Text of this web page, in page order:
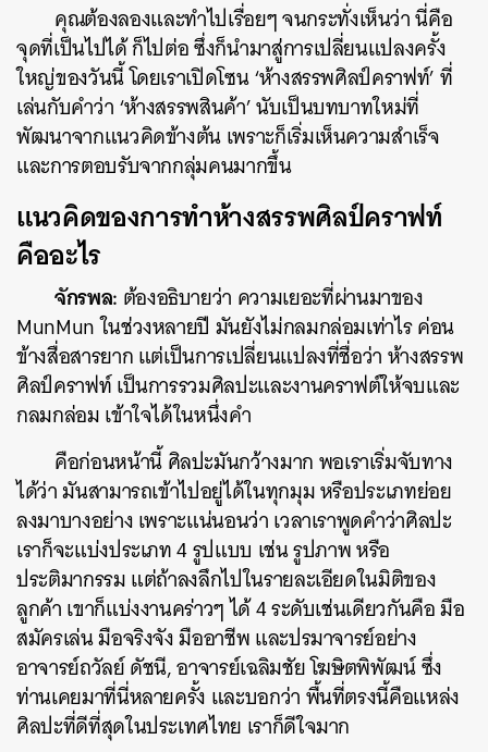
คุณต้องลองและทำไปเรื่อยๆ จนกระทั่งเห็นว่า นี่คือ
จุดที่เป็นไปได้ ก็ไปต่อ ซึ่งก็นำมาสู่การเปลี่ยนแปลงครั้ง
ใหญ่ของวันนี้ โดยเราเปิดโซน ‘ห้างสรรพศิลป์คราฟท์’ ที่
เล่นกับคำว่า ‘ห้างสรรพสินค้า’ นับเป็นบทบาทใหม่ที่
พัฒนาจากแนวคิดข้างต้น เพราะก็เริ่มเห็นความสำเร็จ
และการตอบรับจากกลุ่มคนมากขึ้น
แนวคิดของการทำห้างสรรพศิลป์คราฟท์
คืออะไร
จักรพล: ต้องอธิบายว่า ความเยอะที่ผ่านมาของ
MunMun ในช่วงหลายปี มันยังไม่กลมกล่อมเท่าไร ค่อน
ข้างสื่อสารยาก แต่เป็นการเปลี่ยนแปลงที่ชื่อว่า ห้างสรรพ
ศิลป์คราฟท์ เป็นการรวมศิลปะและงานคราฟต์ให้จบและ
กลมกล่อม เข้าใจได้ในหนึ่งคำ
คือก่อนหน้านี้ ศิลปะมันกว้างมาก พอเราเริ่มจับทาง
ได้ว่า มันสามารถเข้าไปอยู่ได้ในทุกมุม หรือประเภทย่อย
ลงมาบางอย่าง เพราะแน่นอนว่า เวลาเราพูดคำว่าศิลปะ
เราก็จะแบ่งประเภท 4 รูปแบบ เช่น รูปภาพ หรือ
ประติมากรรม แต่ถ้าลงลึกไปในรายละเอียดในมิติของ
ลูกค้า เขาก็แบ่งงานคร่าวๆ ได้ 4 ระดับเช่นเดียวกันคือ มือ
สมัครเล่น มือจริงจัง มืออาชีพ และปรมาจารย์อย่าง
อาจารย์ถวัลย์ ดัชนี, อาจารย์เฉลิมชัย โฆษิตพิพัฒน์ ซึ่ง
ท่านเคยมาที่นี่หลายครั้ง และบอกว่า พื้นที่ตรงนี้คือแหล่ง
ศิลปะที่ดีที่สุดในประเทศไทย เราก็ดีใจมาก